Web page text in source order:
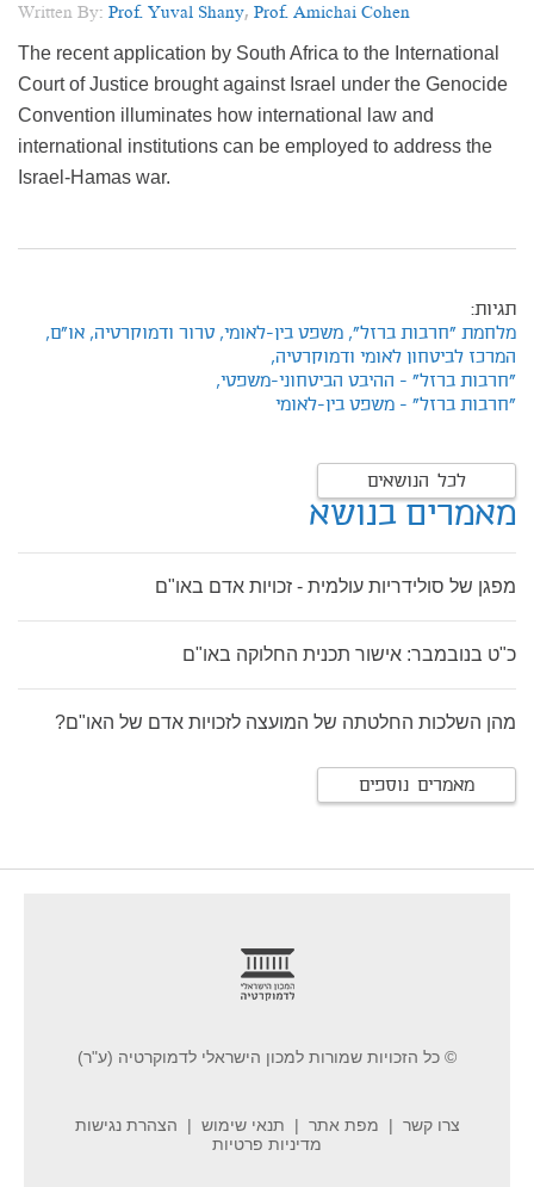
Written By: Prof. Yuval Shany, Prof. Amichai Cohen
The recent application by South Africa to the International
Court of Justice brought against Israel under the Genocide
Convention illuminates how international law and
international institutions can be employed to address the
Israel-Hamas war.
תגיות:
מלחמת "חרבות ברזל", משפט בין-לאומי, טרור ודמוקרטיה, או"ם,
המרכז לביטחון לאומי ודמוקרטיה,
"חרבות ברזל" - ההיבט הביטחוני-משפטי,
"חרבות ברזל" - משפט בין-לאומי
לכל הנושאים
מאמרים בנושא
מפגן של סולידריות עולמית - זכויות אדם באו"ם
כ"ט בנובמבר: אישור תכנית החלוקה באו"ם
מהן השלכות החלטתה של המועצה לזכויות אדם של האו"ם?
מאמרים נוספים
© כל הזכויות שמורות למכון הישראלי לדמוקרטיה (ע"ר)
צרו קשר מפת אתר תנאי שימוש
הצהרת נגישות
מדיניות פרטיות